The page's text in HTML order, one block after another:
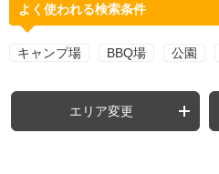
よく使われる検索条件
キャンプ場 BBQ場 公園
エリア変更